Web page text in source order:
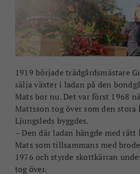
1919 började trädgårdsmästare
sälja växter i ladan på den
Mats bor nu. Det var först 1968
Mattsson tog över som den
Ljungsleds byggdes.
– Den där ladan hängde med rätt
Mats som tillsammans med
1976 och styrde skottkärran
tog över.